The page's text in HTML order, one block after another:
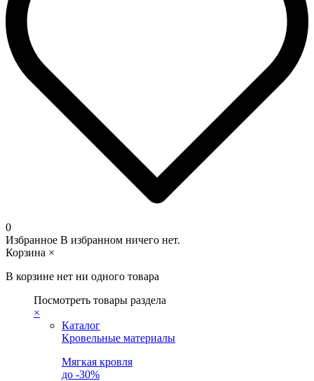
0
Избранное В избранном ничего нет.
Корзина ×
В корзине нет ни одного товара
Посмотреть товары раздела
×
Каталог
Кровельные материалы
Мягкая кровля
до -30%